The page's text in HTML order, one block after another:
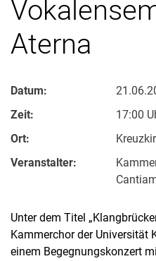
Aterna
Datum:
Zeit:
17:00
Ort:
Veranstalter:
Unter dem Titel
Kammerchor der Universität
einem Begegnungskonzert